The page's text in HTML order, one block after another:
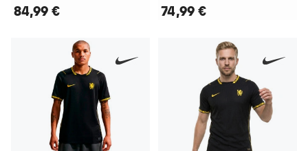
84,99 € 74,99 €